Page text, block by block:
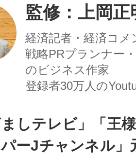
監修：上岡正
経済記者・経済コメ
戦略PRプランナー
のビジネス作家
登録者30万人の
ましテレビ」「王
パーJチャンネル